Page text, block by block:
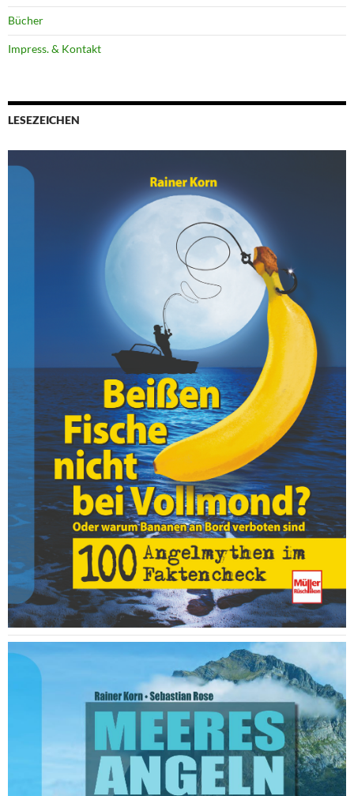
Bücher
Impress. & Kontakt
LESEZEICHEN